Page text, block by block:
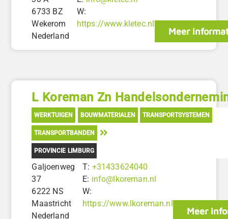
6733 BZ
Wekerom
Nederland
W:
https://www.kletec.nl
Meer
L Koreman Zn
WERKTUIGEN BOUWMATERIALEN TRANSPORTSYSTEMEN
TRANSPORTBANDEN
PROVINCIE LIMBURG
Galjoenweg
37
6222 NS
Maastricht
Nederland
T: +31433624040
E: info@lkoreman.nl
W:
https://www.lkoreman.nl
Meer